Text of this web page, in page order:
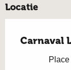
Locatie
Carnaval